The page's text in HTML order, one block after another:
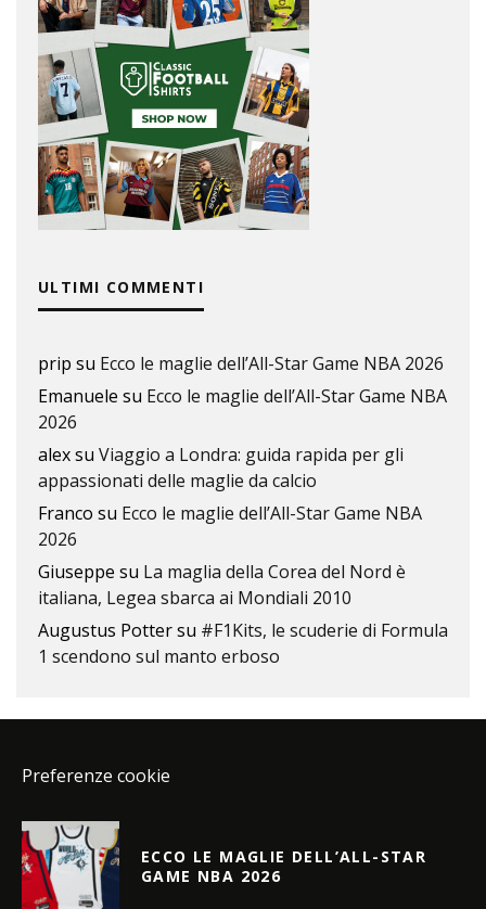
ULTIMI COMMENTI
prip su Ecco le maglie dell’All-Star Game NBA 2026
Emanuele su Ecco le maglie dell’All-Star Game NBA
2026
alexsu Viaggio a Londra: guida rapida per gli
appassionati delle maglie da calcio
Franco su Ecco le maglie dell’All-Star Game NBA
2026
Giuseppe su La maglia della Corea del Nord è
italiana, Legea sbarca ai Mondiali 2010
Augustus Pottersu #F1Kits, le scuderie di Formula
1 scendono sul manto erboso
Preferenze cookie
ECCO LE MAGLIE DELL’ALL-STAR
GAME NBA 2026